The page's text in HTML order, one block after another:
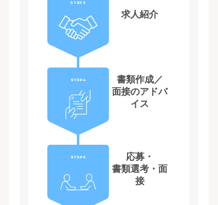
STEP3
求人紹介
STEP4
書類作成／
面接のアドバ
イス
STEP5
応募・
書類選考・面
接